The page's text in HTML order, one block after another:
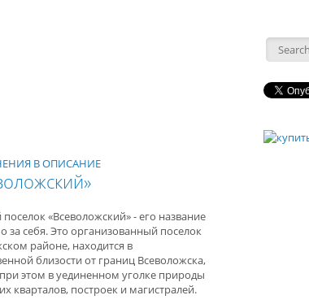
В ОПИСАНИЕ
«Всеволожский» - его название
за себя. Это организованный поселок
районе, находится в
близости от границ Всеволожска,
этом в уединенном уголке природы
кварталов, построек и магистралей.